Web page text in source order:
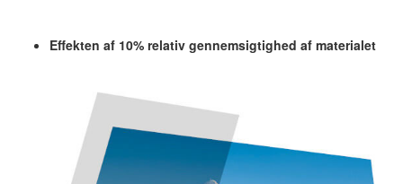
Effekten af 10% relativ gennemsigtighed af materialet